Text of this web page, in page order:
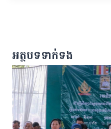
អត្ថបទទាក់ទង